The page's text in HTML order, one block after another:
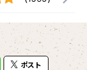
ポスト